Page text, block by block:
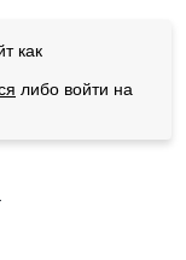
как
либо войти на